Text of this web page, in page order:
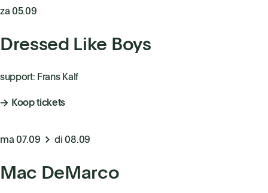
za 05.09
Dressed Like Boys
support: Frans Kalf
Koop tickets
ma 07.09 di 08.09
Mac DeMarco